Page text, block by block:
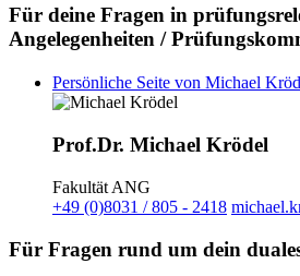
Für deine Fragen in
Angelegenheiten /
Persönliche Seite von Michael
Prof.Dr. Michael Krödel
Fakultät ANG
+49 (0)8031 / 805 - 2418
Für Fragen rund um dein